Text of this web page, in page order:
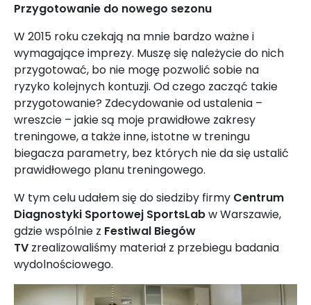
Przygotowanie do nowego sezonu
W 2015 roku czekają na mnie bardzo ważne i
wymagające imprezy. Muszę się należycie do nich
przygotować, bo nie mogę pozwolić sobie na
ryzyko kolejnych kontuzji. Od czego zacząć takie
przygotowanie? Zdecydowanie od ustalenia –
wreszcie – jakie są moje prawidłowe zakresy
treningowe, a także inne, istotne w treningu
biegacza parametry, bez których nie da się ustalić
prawidłowego planu treningowego.
W tym celu udałem się do siedziby firmy Centrum
Diagnostyki Sportowej SportsLabw Warszawie,
gdzie wspólnie z Festiwal Biegów
TV zrealizowaliśmy materiał z przebiegu badania
wydolnościowego.